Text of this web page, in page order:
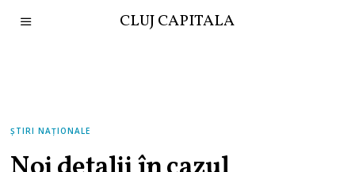
CLUJ CAPITALA
ȘTIRI NAȚIONALE